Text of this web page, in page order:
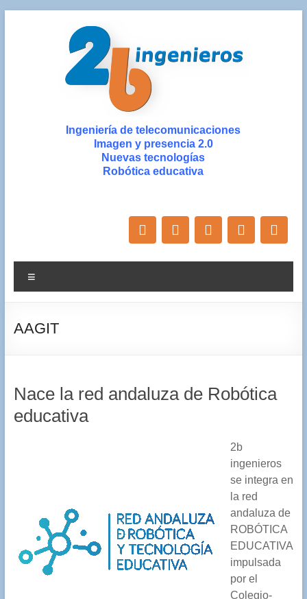
ingenieros
Ingeniería de telecomunicaciones
Imagen y presencia 2.0
Nuevas tecnologías
Robótica educativa
AAGIT
Nace la red andaluza de Robótica
educativa
2b
ingenieros
se integra en
la red
andaluza de
ROBÓTICA
EDUCATIVA
impulsada
por el
Colegio-